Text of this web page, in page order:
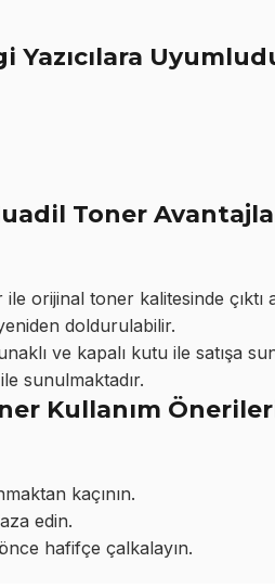
Yazıcılara
Toner
orijinal toner kalitesinde çıktı
doldurulabilir.
ve kapalı kutu ile satışa
sunulmaktadır.
Kullanım
kaçının.
edin.
hafifçe çalkalayın.